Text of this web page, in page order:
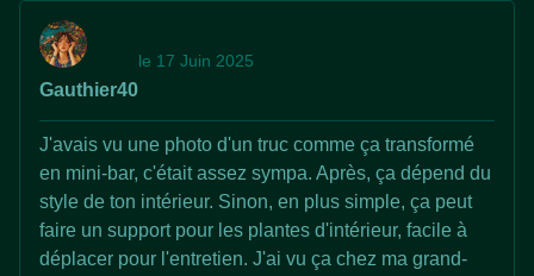
Gauthier40
le 17 Juin 2025
J'avais vu une photo d'un truc comme ça transformé
en mini-bar, c'était assez sympa. Après, ça dépend du
style de ton intérieur. Sinon, en plus simple, ça peut
faire un support pour les plantes d'intérieur, facile à
déplacer pour l'entretien. J'ai vu ça chez ma grand-